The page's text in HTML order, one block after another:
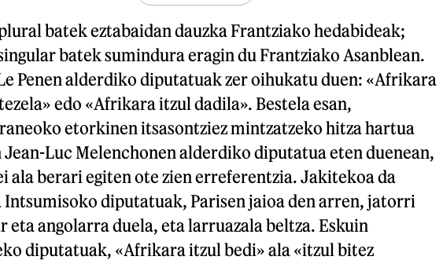
batek eztabaidan dauzka Frantziako hedabideak;
batek sumindura eragin du Frantziako Asanblean.
Penen alderdiko diputatuak zer oihukatu duen: «Afrikara
edo «Afrikara itzul dadila». Bestela esan,
etorkinen itsasontziez mintzatzeko hitza hartua
Jean-Luc Melenchonen alderdiko diputatua eten duenean,
ala berari egiten ote zien erreferentzia. Jakitekoa da
Intsumisoko diputatuak, Parisen jaioa den arren, jatorri
eta angolarra duela, eta larruazala beltza. Eskuin
diputatuak, «Afrikara itzul bedi» ala «itzul bitez